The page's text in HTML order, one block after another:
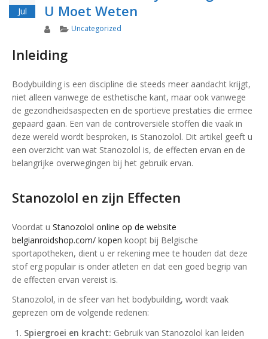
Jul
U Moet Weten
AuthorCategories
Uncategorized
Inleiding
Bodybuilding is een discipline die steeds meer aandacht krijgt,
niet alleen vanwege de esthetische kant, maar ook vanwege
de gezondheidsaspecten en de sportieve prestaties die ermee
gepaard gaan. Een van de controversiële stoffen die vaak in
deze wereld wordt besproken, is Stanozolol. Dit artikel geeft u
een overzicht van wat Stanozolol is, de effecten ervan en de
belangrijke overwegingen bij het gebruik ervan.
Stanozolol en zijn Effecten
Voordat u Stanozolol online op de website
belgianroidshop.com/ kopen koopt bij Belgische
sportapotheken, dient u er rekening mee te houden dat deze
stof erg populair is onder atleten en dat een goed begrip van
de effecten ervan vereist is.
Stanozolol, in de sfeer van het bodybuilding, wordt vaak
geprezen om de volgende redenen:
Spiergroei en kracht: Gebruik van Stanozolol kan leiden